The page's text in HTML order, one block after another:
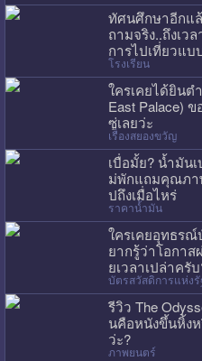
ทัศนศึกษาอีกแ
ถามจริง..ถึงเว
การไปเที่ยวแบ
โรงเรียน
ใครเคยได้ยินต
East Palace)
ซู่เลยว่ะ
เรื่องสยองขวัญ
เบื่อมั้ย? น้ำมัน
ม่พักแถมคุณภา
ปถึงเมื่อไหร่
ราคาน้ำมัน
ใครเคยอุทธรณ์
ยากรู้ว่าโอกาส
ยเวลาเปล่าครั
บัตรสวัสดิการแห่งรั
รีวิว The
นคือหนังขึ้นหิ้ง
ว่ะ?
ภาพยนตร์